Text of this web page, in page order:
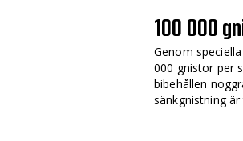
100 000
Genom
000 gnistor per
bibehållen
sänkgnistning